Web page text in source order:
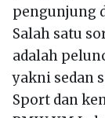
pengunjung
Salah satu
adalah
yakni sedan
Sport dan